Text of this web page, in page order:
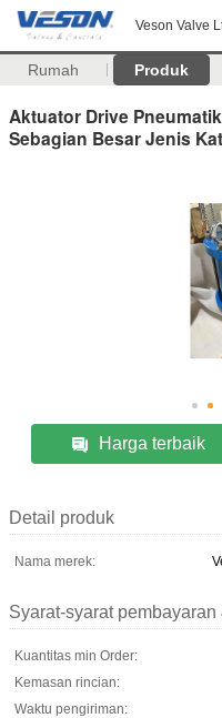
Veson Valve
Rumah Produk
Aktuator Drive
Sebagian Besar Jenis
Harga terbaik
Detail produk
Nama merek:
Syarat-syarat
Kuantitas min Order:
Kemasan rincian:
Waktu pengiriman: